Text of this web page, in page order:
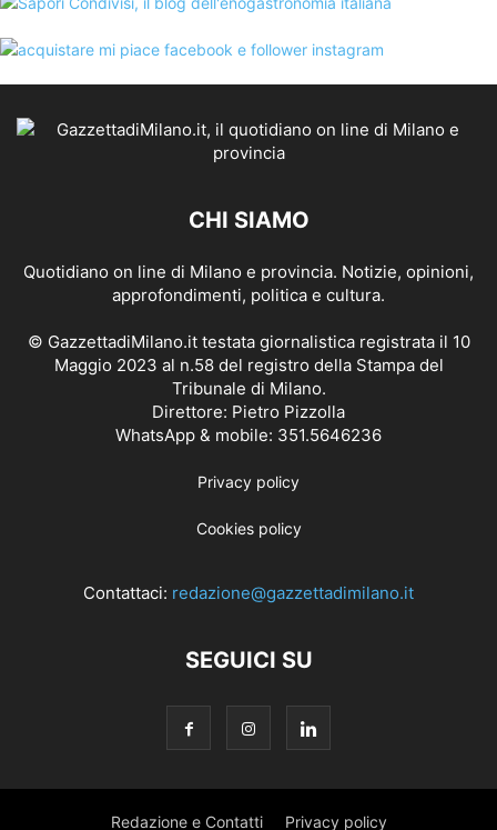
CHI SIAMO
Quotidiano on line di Milano e provincia. Notizie, opinioni,
approfondimenti, politica e cultura.
© GazzettadiMilano.it testata giornalistica registrata il 10
Maggio 2023 al n.58 del registro della Stampa del
Tribunale di Milano.
Direttore: Pietro Pizzolla
WhatsApp & mobile: 351.5646236
Privacy policy
Cookies policy
Contattaci: redazione@gazzettadimilano.it
SEGUICI SU
Redazione e Contatti Privacy policy